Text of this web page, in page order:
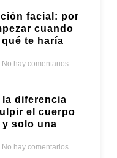
facial: por
cuando
te haría
la diferencia
el cuerpo
solo una